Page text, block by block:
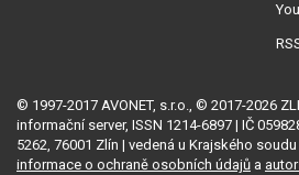
© 1997-2017 AVONET, s.r.o., © 2017-2026
informační server, ISSN 1214-6897 | IČ
5262, 76001 Zlín | vedená u Krajského
informace o ochraně osobních údajů a